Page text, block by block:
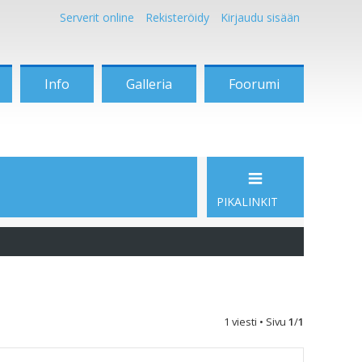
Serverit online Rekisteröidy Kirjaudu sisään
Info Galleria Foorumi
PIKALINKIT
1 viesti • Sivu 1/1